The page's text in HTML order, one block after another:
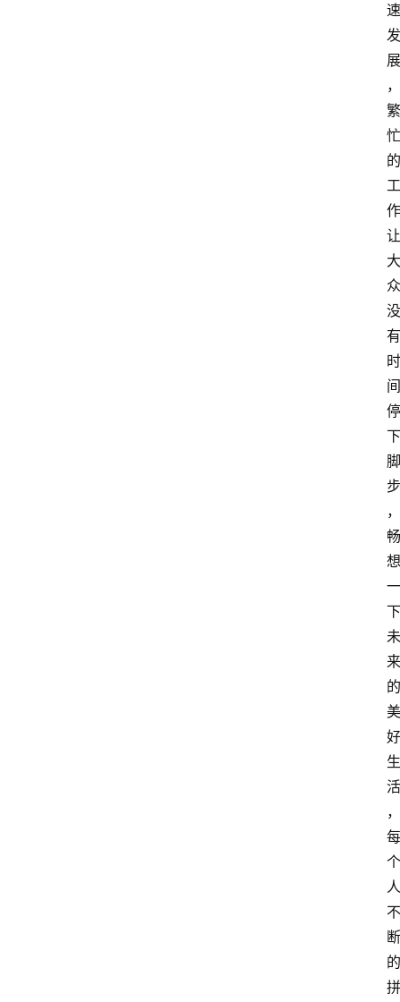
速
发
展
，
繁
忙
的
工
作
让
大
众
没
有
时
间
停
下
脚
步
，
畅
想
一
下
未
来
的
美
好
生
活
，
每
个
人
不
断
的
拼